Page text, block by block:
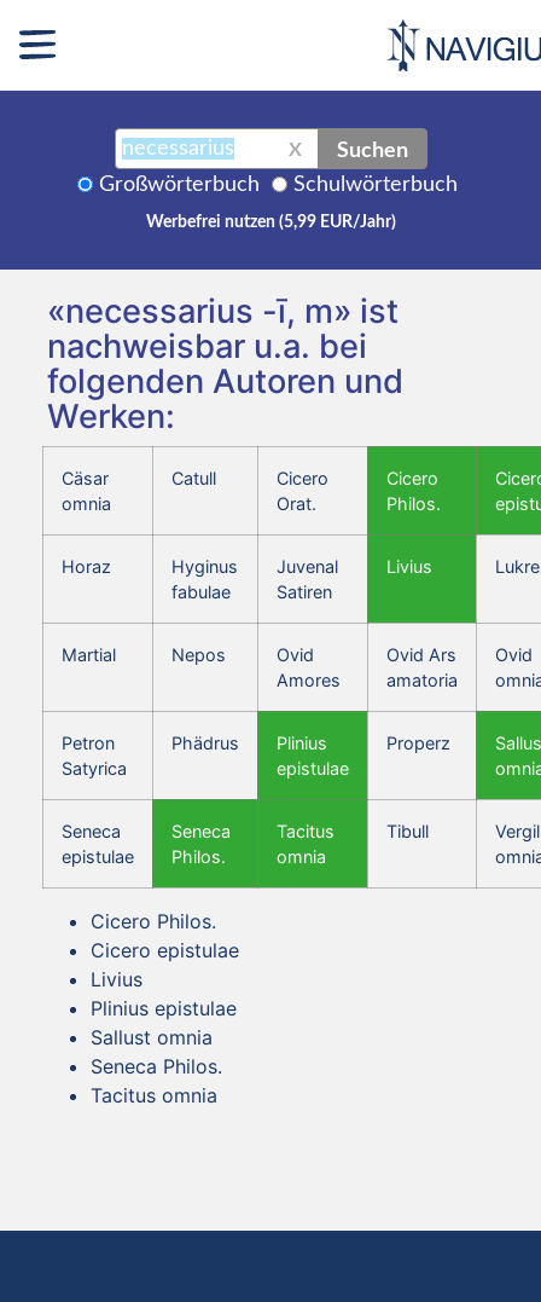
X Suchen
Großwörterbuch Schulwörterbuch
Werbefrei nutzen (5,99 EUR/Jahr)
«necessarius -ī, m» ist
nachweisbar u.a. bei
folgenden Autoren und
Werken:
Cäsar
omnia
Catull
Cicero
Orat.
Cicero
Philos.
Horaz
Hyginus
fabulae
Juvenal
Satiren
Livius
Martial Nepos
Ovid
Amores
Ovid Ars
amatoria
Ovid
Petron
Satyrica
Phädrus
Plinius
epistulae
Properz
Seneca
epistulae
Seneca
Philos.
Tacitus
omnia
Tibull
Vergil
Cicero Philos.
Cicero epistulae
Livius
Plinius epistulae
Sallust omnia
Seneca Philos.
Tacitus omnia